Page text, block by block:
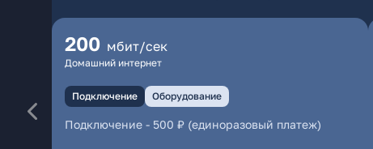
200 мбит/сек
Домашний интернет
Подключение Оборудование
Подключение - 500 ₽ (единоразовый платеж)